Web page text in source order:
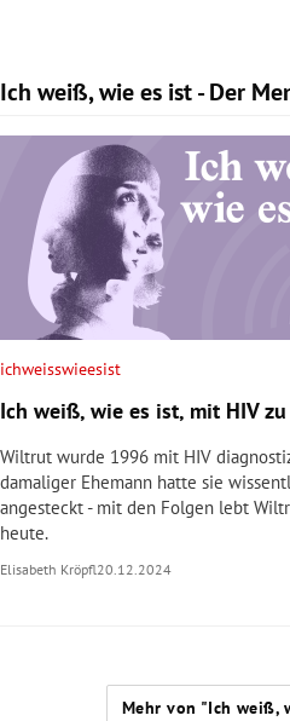
Ich weiß, wie es ist - Der
Slide 1 von 9
ichweisswieesist
Ich weiß, wie es ist, mit HIV
Wiltrut wurde 1996 mit HIV
damaliger Ehemann hatte sie
angesteckt - mit den Folgen lebt
heute.
Elisabeth Kröpfl20.12.2024
Mehr von "Ich weiß,